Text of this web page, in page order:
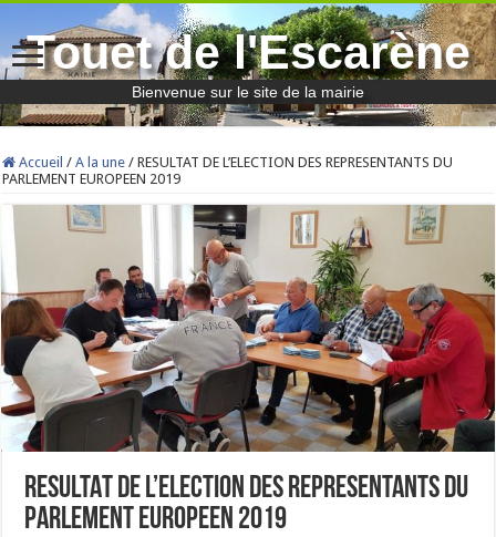
Touet de l'Escarène
Bienvenue sur le site de la mairie
Accueil / A la une / RESULTAT DE L’ELECTION DES REPRESENTANTS DU
PARLEMENT EUROPEEN 2019
RESULTAT DE L’ELECTION DES REPRESENTANTS DU
PARLEMENT EUROPEEN 2019